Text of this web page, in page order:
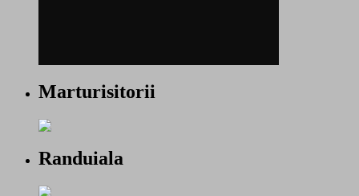
Marturisitorii
Randuiala